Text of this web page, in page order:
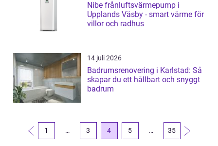
Nibe frånluftsvärmepump i
Upplands Väsby - smart värme för
villor och radhus
14 juli 2026
Badrumsrenovering i Karlstad: Så
skapar du ett hållbart och snyggt
badrum
1 … 3 4 5 … 35